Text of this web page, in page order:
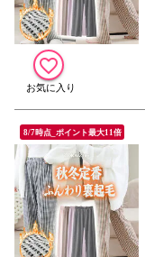
8/7時点_ポイント最大11倍